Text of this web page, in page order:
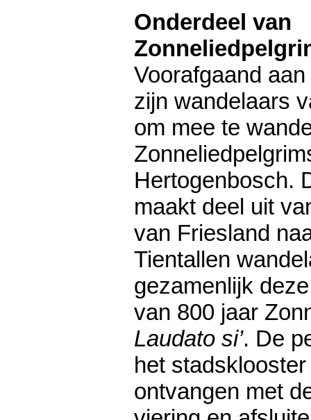
Onderdeel van
Voorafgaand
zijn wandelaars
om mee te
Hertogenbosch.
maakt deel uit
van Friesland
Tientallen
gezamenlijk
van 800 jaar
Laudato si’. De
het
ontvangen met